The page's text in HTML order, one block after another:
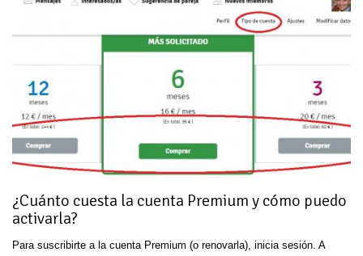
¿Cuánto cuesta la cuenta Premium y cómo puedo
activarla?
Para suscribirte a la cuenta Premium (o renovarla), inicia sesión. A